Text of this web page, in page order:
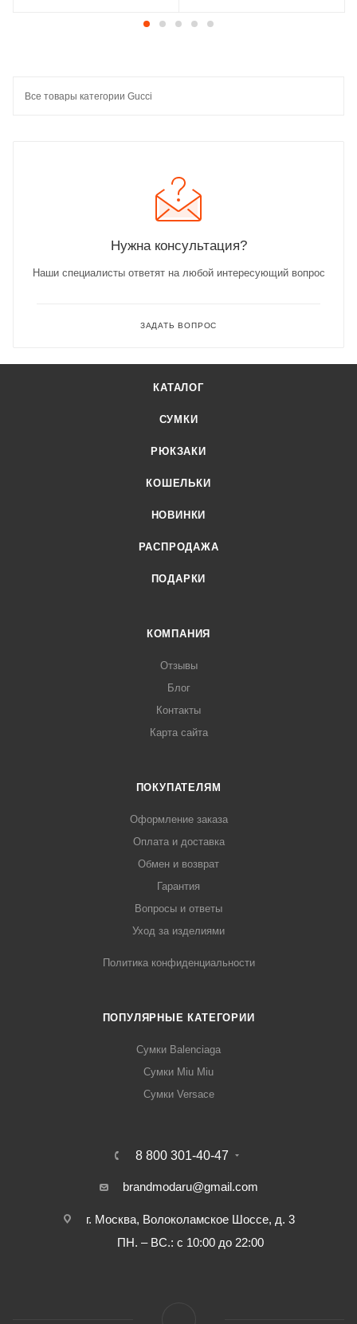
Все товары категории Gucci
Нужна консультация?
Наши специалисты ответят на любой интересующий вопрос
ЗАДАТЬ ВОПРОС
КАТАЛОГ
СУМКИ
РЮКЗАКИ
КОШЕЛЬКИ
НОВИНКИ
РАСПРОДАЖА
ПОДАРКИ
КОМПАНИЯ
Отзывы
Блог
Контакты
Карта сайта
ПОКУПАТЕЛЯМ
Оформление заказа
Оплата и доставка
Обмен и возврат
Гарантия
Вопросы и ответы
Уход за изделиями
Политика конфиденциальности
ПОПУЛЯРНЫЕ КАТЕГОРИИ
Сумки Balenciaga
Сумки Miu Miu
Сумки Versace
8 800 301-40-47
brandmodaru@gmail.com
г. Москва, Волоколамское Шоссе, д. 3
ПН. – ВС.: с 10:00 до 22:00